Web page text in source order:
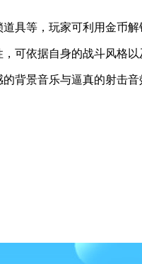
具等，玩家可利用金币解
可依据自身的战斗风格
背景音乐与逼真的射击音